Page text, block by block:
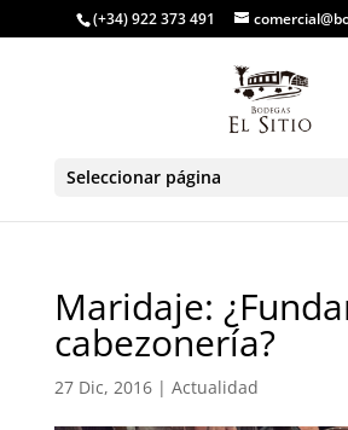
(+34) 922 373 491
Seleccionar página
Maridaje:
cabezonería?
27 Dic, 2016| Actualidad